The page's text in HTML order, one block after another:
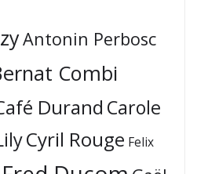
Antonin Perbosc
Combi
Durand Carole
Cyril Rouge Felix